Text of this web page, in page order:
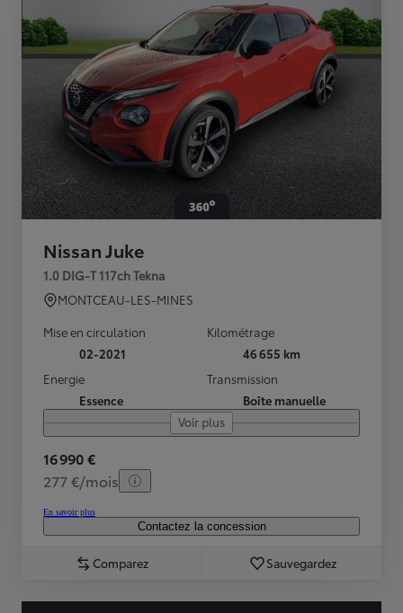
Nissan Juke
1.0 DIG-T 117ch Tekna
MONTCEAU-LES-MINES
Mise en circulation
02-2021
Kilométrage
46 655 km
Energie
Essence
Transmission
Boîte manuelle
Voir plus
16 990 €
277 €/mois
En savoir plus
Contactez la concession
Comparez Sauvegardez